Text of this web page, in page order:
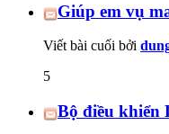
Giúp em vụ
Viết bài cuối bởi
5
Bộ điều khiển